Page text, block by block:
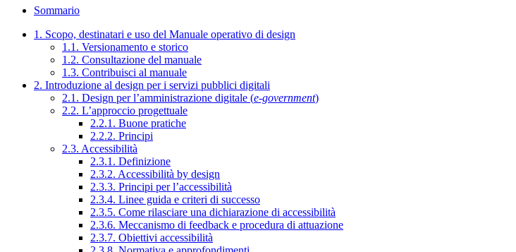
Sommario
1. Scopo, destinatari e uso del Manuale operativo di design
1.1. Versionamento e storico
1.2. Consultazione del manuale
1.3. Contribuisci al manuale
2. Introduzione al design per i servizi pubblici digitali
2.1. Design per l’amministrazione digitale (e-government)
2.2. L’approccio progettuale
2.2.1. Buone pratiche
2.2.2. Principi
2.3. Accessibilità
2.3.1. Definizione
2.3.2. Accessibilità by design
2.3.3. Principi per l’accessibilità
2.3.4. Linee guida e criteri di successo
2.3.5. Come rilasciare una dichiarazione di accessibilità
2.3.6. Meccanismo di feedback e procedura di attuazione
2.3.7. Obiettivi accessibilità